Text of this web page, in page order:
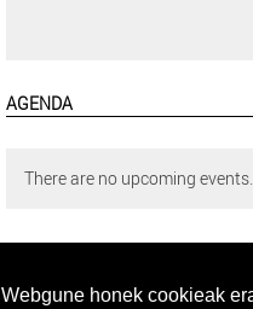
Webgune honek cookieak
AGENDA
There are no upcoming events.